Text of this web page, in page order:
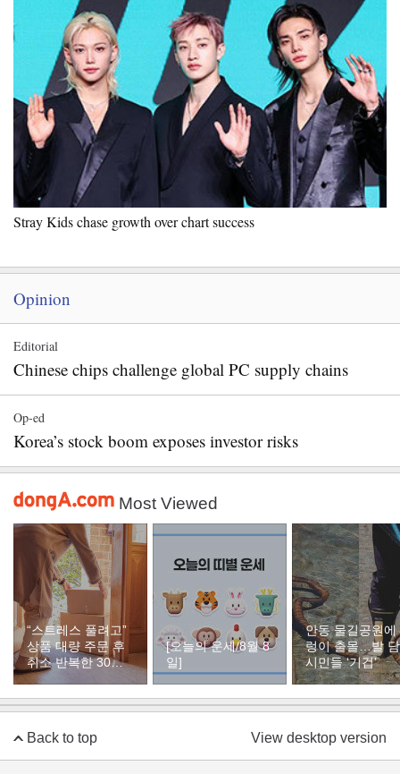
Stray Kids chase growth over chart success
Opinion
Editorial
Chinese chips challenge global PC supply chains
Op-ed
Korea’s stock boom exposes investor risks
Most Viewed
“스트레스 풀려고”
상품 대량 주문 후
취소 반복한 30대
여성
[오늘의 운세/8월 8
일]
안동 물길공원에
렁이 출몰…발
시민들 ‘기겁’
Back to top View desktop version